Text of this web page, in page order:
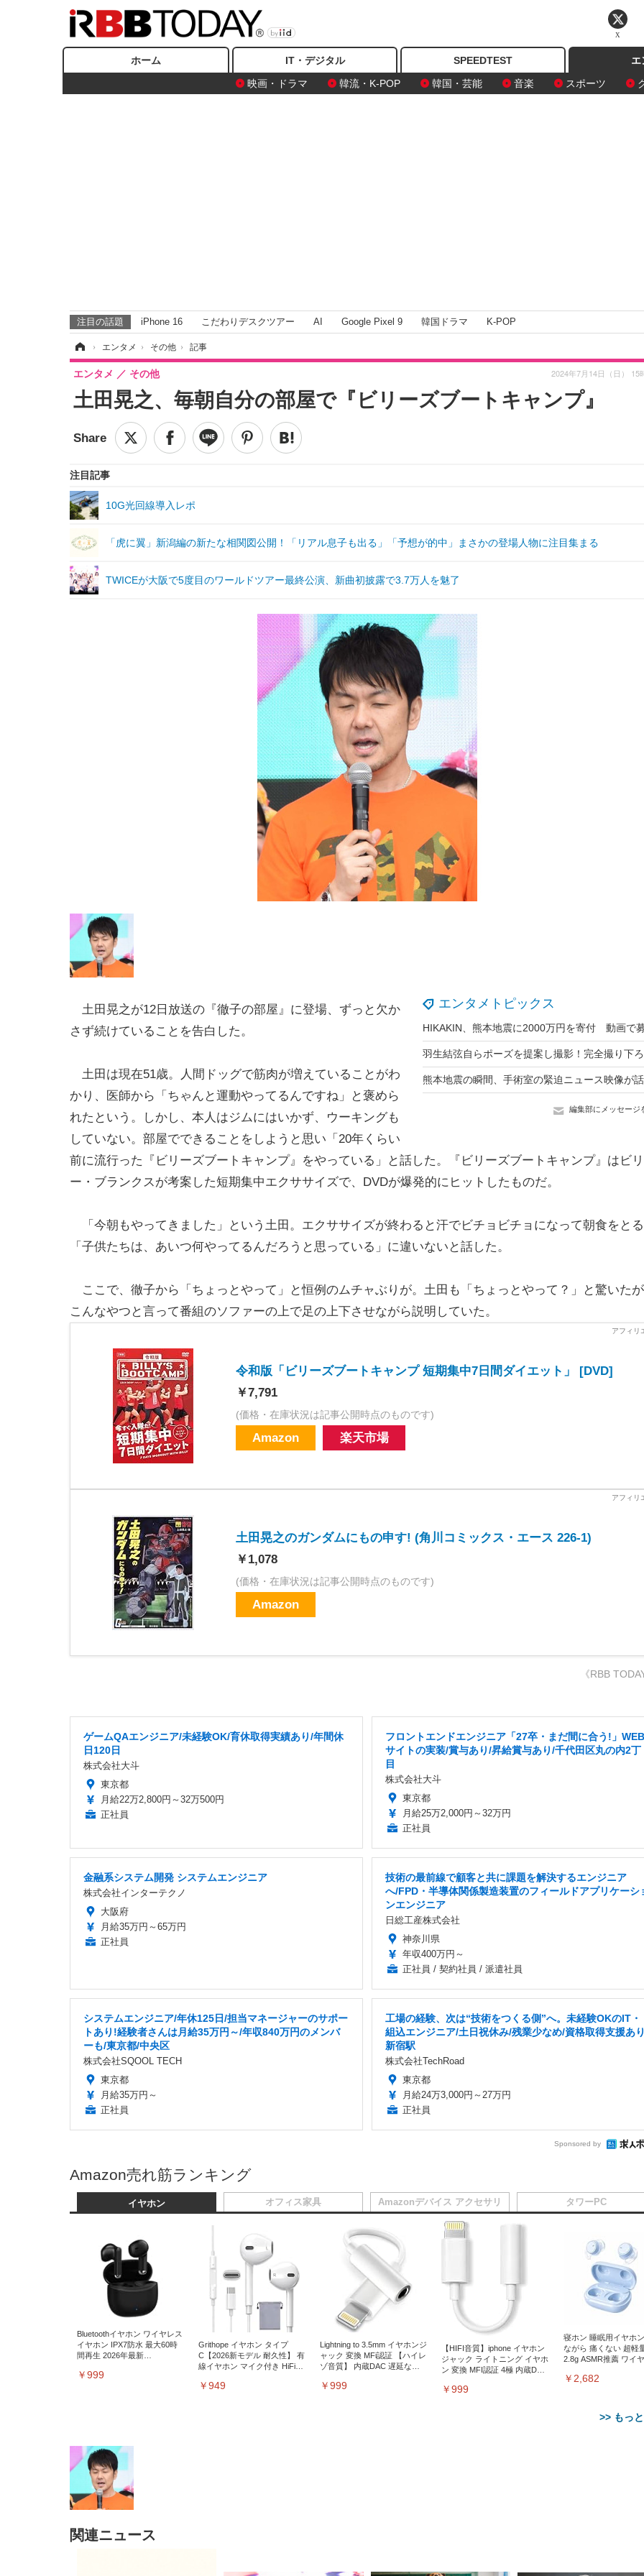
ホーム IT・デジタル SPEEDTEST
エ
映画・ドラマ
韓流・K-POP 韓国・芸能 音楽 スポーツ
注目の話題 iPhone 16 こだわりデスクツアー AI Google Pixel 9 韓国ドラマ K-POP
› エンタメ › その他 › 記事
土田晃之、毎朝自分の部屋で『ビリーズブートキャンプ』
エンタメ その他 2024年7月14日（日） 15
注目記事
10G光回線導入レポ
「虎に翼」新潟編の新たな相関図公開！「リアル息子も出る」「予想が的中」まさかの登場人物に注目集まる
TWICEが大阪で5度目のワールドツアー最終公演、新曲初披露で3.7万人を魅了
エンタメトピックス
編集部にメッセージ
土田晃之が12日放送の『徹子の部屋』に登場、ずっと欠か
さず続けていることを告白した。
土田は現在51歳。人間ドッグで筋肉が増えていることがわ
かり、医師から「ちゃんと運動やってるんですね」と褒めら
れたという。しかし、本人はジムにはいかず、ウーキングも
していない。部屋でできることをしようと思い「20年くらい
前に流行った『ビリーズブートキャンプ』をやっている」と話した。『ビリーズブートキャンプ』はビリ
ー・ブランクスが考案した短期集中エクササイズで、DVDが爆発的にヒットしたものだ。
「今朝もやってきました」という土田。エクササイズが終わると汗でビチョビチョになって朝食をと
「子供たちは、あいつ何やってるんだろうと思っている」に違いないと話した。
ここで、徹子から「ちょっとやって」と恒例のムチャぶりが。土田も「ちょっとやって？」と驚いた
こんなやつと言って番組のソファーの上で足の上下させながら説明していた。
令和版「ビリーズブートキャンプ 短期集中7日間ダイエット」 [DVD]
￥7,791
(価格・在庫状況は記事公開時点のものです)
Amazon 楽天市場
土田晃之のガンダムにもの申す! (角川コミックス・エース 226-1)
￥1,078
(価格・在庫状況は記事公開時点のものです)
Amazon
《RBB
ゲームQAエンジニア/未経験OK/育休取得実績あり/年間休
日120日
株式会社大斗
東京都
月給22万2,800円～32万500円
正社員
フロントエンドエンジニア「27卒・まだ間に合う!」WEB
サイトの実装/賞与あり/昇給賞与あり/千代田区丸の内2丁
目
株式会社大斗
東京都
月給25万2,000円～32万円
正社員
金融系システム開発 システムエンジニア
株式会社インターテクノ
大阪府
月給35万円～65万円
正社員
技術の最前線で顧客と共に課題を解決するエンジニア
へ/FPD・半導体関係製造装置のフィールドアプリケーシ
ンエンジニア
日総工産株式会社
神奈川県
年収400万円～
正社員 / 契約社員 / 派遣社員
システムエンジニア/年休125日/担当マネージャーのサポー
トあり!経験者さんは月給35万円～/年収840万円のメンバ
ーも/東京都/中央区
株式会社SQOOL TECH
東京都
月給35万円～
正社員
工場の経験、次は“技術をつくる側”へ。未経験OKのIT・
組込エンジニア/土日祝休み/残業少なめ/資格取得支援あ
新宿駅
株式会社TechRoad
東京都
月給24万3,000円～27万円
正社員
Sponsored by
Amazon売れ筋ランキング
イヤホン
Bluetoothイヤホン ワイヤレス
イヤホン IPX7防水 最大60時
間再生 2026年最新
ヤホン 全音域HIFI音質低遅延
￥999
Grithope イヤホン タイプ
C【2026新モデル 耐久性】 有
線イヤホン マイク付き HiFi音
し
￥949
Lightning to 3.5mm イヤホンジ
ャック 変換 MFi認証 【ハイレ
ゾ音質】 内蔵DAC 遅延なし
応
￥999
【HIFI音質】iphone イヤホン
ジャック ライトニング イヤホ
ン 変換 MFI認証 4極 内蔵DAC
￥999
寝ホン 睡眠用イヤホ
ながら 痛くない 超軽
2.8g ASMR推薦 ワイ
安眠 仕事 ブルー
￥2,682
>> もっ
オフィス家具
モニター台 17~27イン
Amazonデバイス アクセサリ
ットアダプター
Pro | 対応する別売りのFire
タワーPC
証1年】【850W GOLD電源搭
デスクトップ タワー型
関連ニュース
X